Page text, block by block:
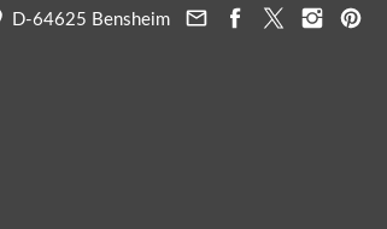
D-64625 Bensheim